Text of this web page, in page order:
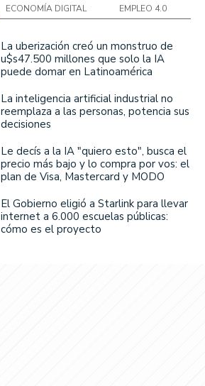
ECONOMÍA DIGITAL EMPLEO 4.0
La uberización creó un monstruo de
u$s47.500 millones que solo la IA
puede domar en Latinoamérica
La inteligencia artificial industrial no
reemplaza a las personas, potencia sus
decisiones
Le decís a la IA "quiero esto", busca el
precio más bajo y lo compra por vos: el
plan de Visa, Mastercard y MODO
El Gobierno eligió a Starlink para llevar
internet a 6.000 escuelas públicas:
cómo es el proyecto